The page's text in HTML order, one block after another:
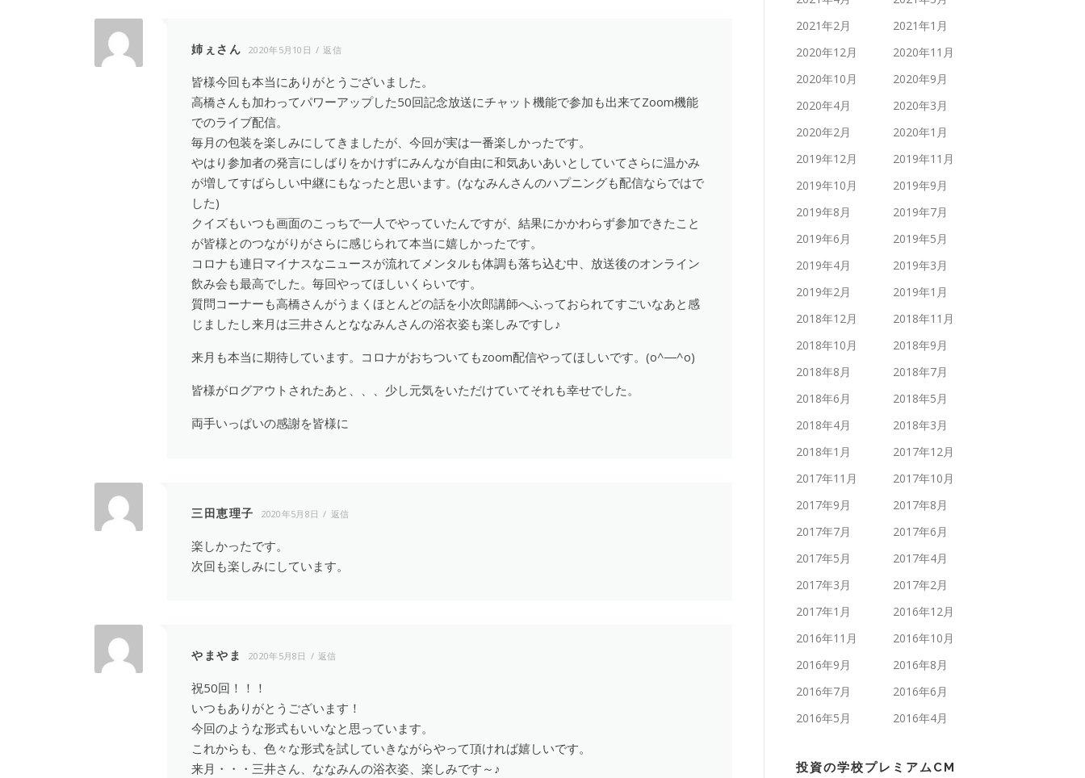
姉ぇさん 2020年5月10日 返信
皆様今回も本当にありがとうございました。
高橋さんも加わってパワーアップした50回記念放送にチャット機能で参加も出来てZoom機能
でのライブ配信。
毎月の包装を楽しみにしてきましたが、今回が実は一番楽しかったです。
やはり参加者の発言にしばりをかけずにみんなが自由に和気あいあいとしていてさらに温かみ
が増してすばらしい中継にもなったと思います。(ななみんさんのハプニングも配信ならではで
した)
クイズもいつも画面のこっちで一人でやっていたんですが、結果にかかわらず参加できたこと
が皆様とのつながりがさらに感じられて本当に嬉しかったです。
コロナも連日マイナスなニュースが流れてメンタルも体調も落ち込む中、放送後のオンライン
飲み会も最高でした。毎回やってほしいくらいです。
質問コーナーも高橋さんがうまくほとんどの話を小次郎講師へふっておられてすごいなあと感
じましたし来月は三井さんとななみんさんの浴衣姿も楽しみですし♪
来月も本当に期待しています。コロナがおちついてもzoom配信やってほしいです。(o^―^o)
皆様がログアウトされたあと、、、少し元気をいただけていてそれも幸せでした。
両手いっぱいの感謝を皆様に
三田恵理子 2020年5月8日 返信
楽しかったです。
次回も楽しみにしています。
やまやま 2020年5月8日 返信
祝50回！！！
いつもありがとうございます！
今回のような形式もいいなと思っています。
これからも、色々な形式を試していきながらやって頂ければ嬉しいです。
来月・・・三井さん、ななみんの浴衣姿、楽しみです～♪
2021年2月
2021年1月
2020年12月
2020年11月
2020年10月
2020年9月
2020年4月
2020年3月
2020年2月
2020年1月
2019年12月
2019年11月
2019年10月
2019年9月
2019年8月
2019年7月
2019年6月
2019年5月
2019年4月
2019年3月
2019年2月
2019年1月
2018年12月
2018年11月
2018年10月
2018年9月
2018年8月
2018年7月
2018年6月
2018年5月
2018年4月
2018年3月
2018年1月
2017年12月
2017年11月
2017年10月
2017年9月
2017年8月
2017年7月
2017年6月
2017年5月
2017年4月
2017年3月
2017年2月
2017年1月
2016年12月
2016年11月
2016年10月
2016年9月
2016年8月
2016年7月
2016年6月
2016年5月
2016年4月
投資の学校プレミアムCM